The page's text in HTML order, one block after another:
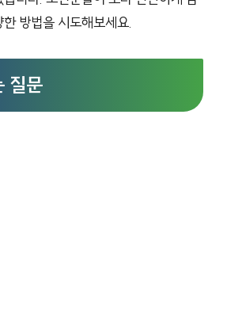
방법을 시도해보세요.
질문